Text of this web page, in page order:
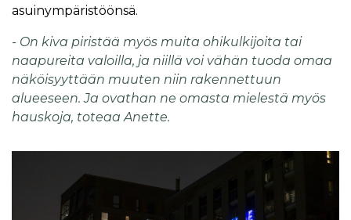
asuinympäristöönsä.
- On kiva piristää myös muita ohikulkijoita tai
naapureita valoilla, ja niillä voi vähän tuoda omaa
näköisyyttään muuten niin rakennettuun
alueeseen. Ja ovathan ne omasta mielestä myös
hauskoja, toteaa Anette.